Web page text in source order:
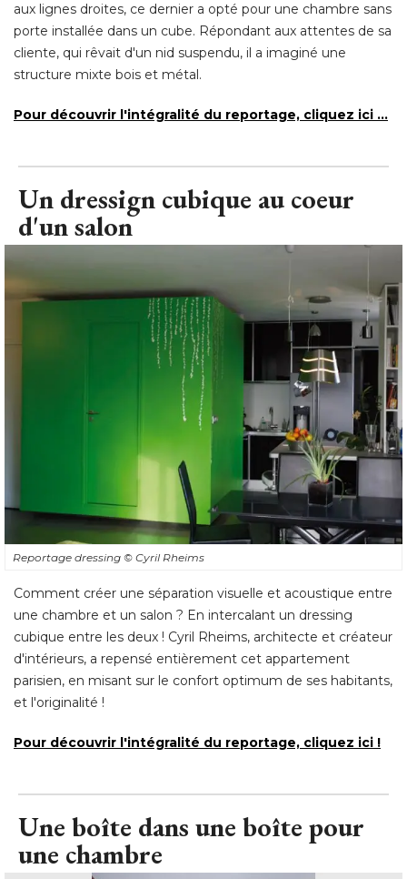
aux lignes droites, ce dernier a opté pour une chambre sans
porte installée dans un cube. Répondant aux attentes de sa
cliente, qui rêvait d'un nid suspendu, il a imaginé une
structure mixte bois et métal.
Pour découvrir l'intégralité du reportage, cliquez ici ...
Un dressign cubique au coeur
d'un salon
Reportage dressing © Cyril Rheims
Comment créer une séparation visuelle et acoustique entre
une chambre et un salon ? En intercalant un dressing
cubique entre les deux ! Cyril Rheims, architecte et créateur
d'intérieurs, a repensé entièrement cet appartement
parisien, en misant sur le confort optimum de ses habitants,
et l'originalité !
Pour découvrir l'intégralité du reportage, cliquez ici !
Une boîte dans une boîte pour
une chambre